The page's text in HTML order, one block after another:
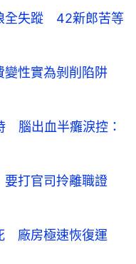
全失蹤 42新郎苦等
變性實為剝削陷阱
腦出血半癱淚控：
打官司拎離職證
廠房極速恢復運